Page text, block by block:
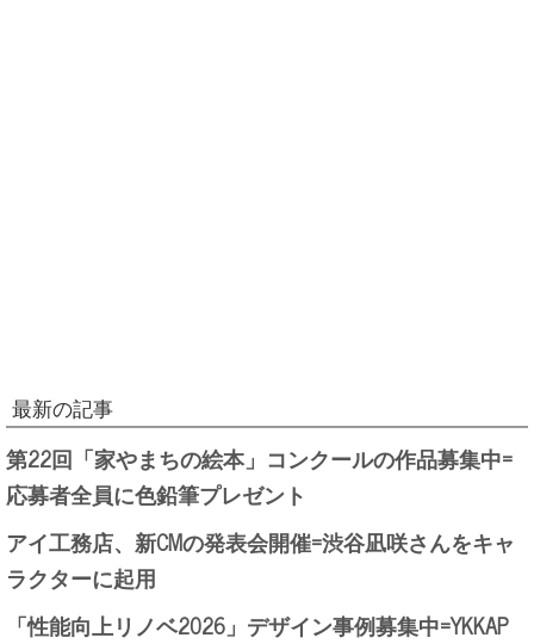
最新の記事
第22回「家やまちの絵本」コンクールの作品募集中=
応募者全員に色鉛筆プレゼント
アイ工務店、新CMの発表会開催=渋谷凪咲さんをキャ
ラクターに起用
「性能向上リノベ2026」デザイン事例募集中=YKKAP